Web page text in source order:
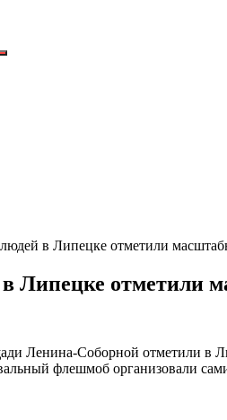
Искать
в Липецке отметили
Липецке отметили
Ленина-Соборной отметили в
флешмоб организовали